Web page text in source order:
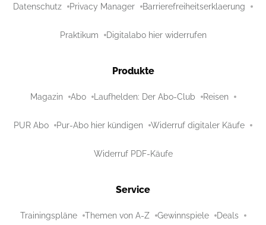
Datenschutz Privacy Manager Barrierefreiheitserklaerung
Praktikum Digitalabo hier widerrufen
Produkte
Magazin Abo Laufhelden: Der Abo-Club Reisen
PUR Abo Pur-Abo hier kündigen Widerruf digitaler Käufe
Widerruf PDF-Käufe
Service
Trainingspläne Themen von A-Z Gewinnspiele Deals